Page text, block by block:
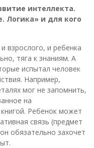
интеллекта.
Логика» и для кого
взрослого, и ребенка
тяга к знаниям. А
испытал человек
Например,
мог не запомнить,
на
Ребенок может
связь (предмет
обязательно захочет